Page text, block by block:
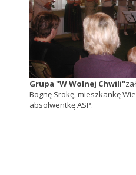
Grupa "W Wolnej Chwili"
Bognę Srokę, mieszkankę
absolwentkę ASP.